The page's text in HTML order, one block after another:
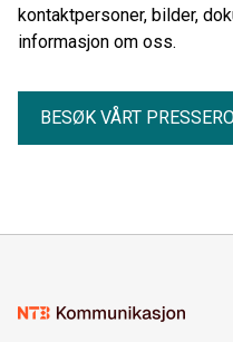
kontaktpersoner, bilder,
informasjon om oss.
BESØK VÅRT